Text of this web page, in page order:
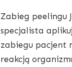
Zabieg peelingu
specjalista
zabiegu pacjent
reakcją